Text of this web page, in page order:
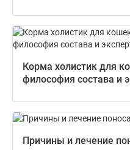
Корма холистик для
философия состава и
Причины и лечение